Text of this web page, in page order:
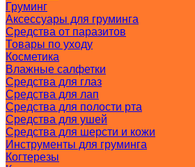
Груминг
Аксессуары для груминга
Средства от паразитов
Товары по уходу
Косметика
Влажные салфетки
Средства для глаз
Средства для лап
Средства для полости рта
Средства для ушей
Средства для шерсти и кожи
Инструменты для груминга
Когтерезы